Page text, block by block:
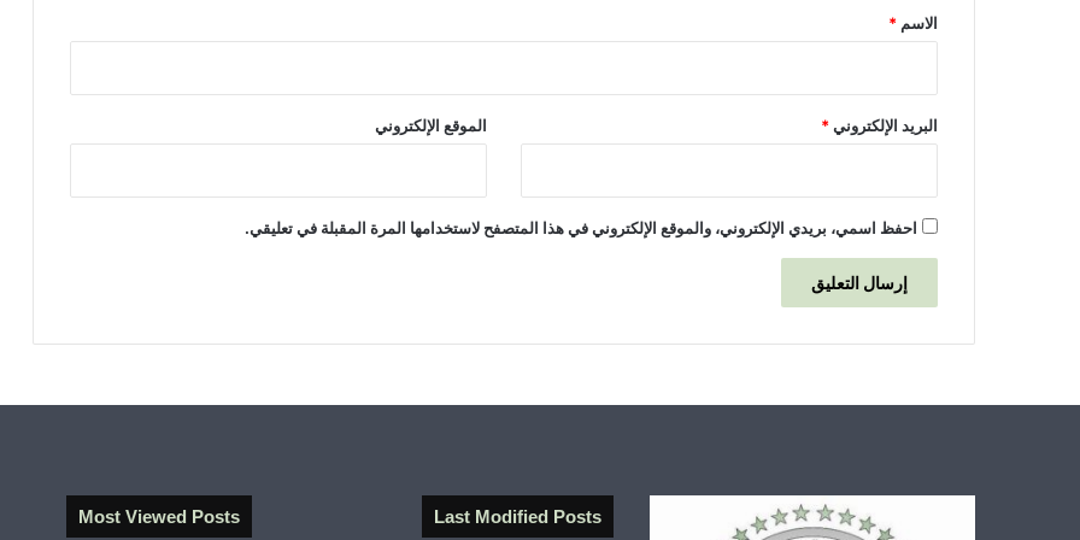
*
الاسم *
البريد الإلكتروني* الموقع الإلكتروني
احفظ اسمي، بريدي الإلكتروني، والموقع الإلكتروني في هذا المتصفح لاستخدامها المرة المقبلة في تعليقي.
Last Modified Posts
Most Viewed Posts